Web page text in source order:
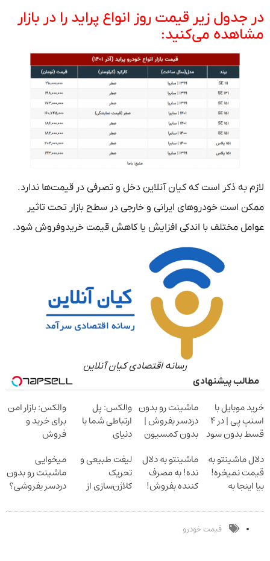
در جدول زیر قیمت روز انواع پراید را در بازار
مشاهده می‌کنید:
لازم به ذکر است که کیان آنلاین دخل و تصرفی در قیمت‌ها ندارد.
ممکن است خودروهای ایرانی و خارجی در سطح بازار تحت تاثیر
عوامل مختلف با اندکی افزایش یا کاهش قیمت خریدوفروش شود.
رسانه اقتصادی کیان آنلاین
مطالب پیشنهادی
خرید موبایل با
اسنپ پی | در ۴
قسط بدون سود
ماشینت رو بدون
دردسر بفروش |
بدون کمسیون
والکس: پل
ارتباطی شما با
دنیای
دیجیتال
والکس: بازار امن
برای خرید و
فروش
دیجیتال
دلال ماشینتو به
قیمت نمیخره!
بیا اینجا به
بفروش*فقط
خریدار واقعی*
ماشینتو به دلال
نده! به مصرف
کننده بفروش!
یک تماس
لیفت طبیعی و
تحریک
کلاژن‌سازی از
24ماه ماندگاری
میخوایی
ماشینت رو بدون
دردسر بفروشی؟
قیمت خودرو